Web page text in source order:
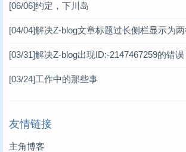
[06/06]约定，下川岛
[04/04]解决Z-blog文章标题过长侧栏显示为
[03/31]解决Z-blog出现ID:-2147467259的错误
[03/24]工作中的那些事
友情链接
主角博客